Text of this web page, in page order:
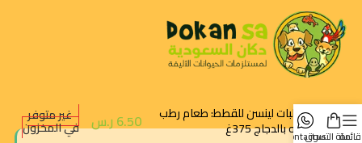
قائمةسلة التسوقcontact us
معلبات لينسن للقطط: طعام رطب
باتيه بالدجاج 375غ 6.50 ر.س غير متوفر
في المخزون